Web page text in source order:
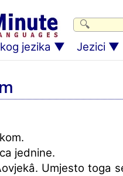
jezika Jezici
jednine.
Umjesto